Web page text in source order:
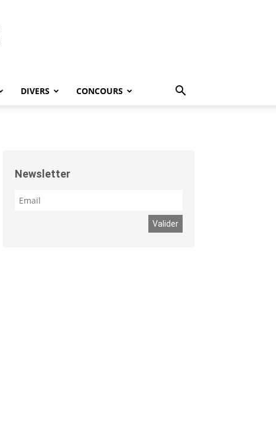
DIVERS CONCOURS
Newsletter